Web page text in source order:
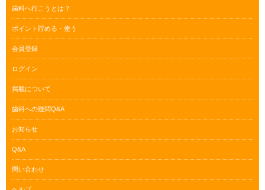
歯科へ行こうとは？
ポイント貯める・使う
会員登録
ログイン
掲載について
歯科への疑問Q&A
お知らせ
Q&A
問い合わせ